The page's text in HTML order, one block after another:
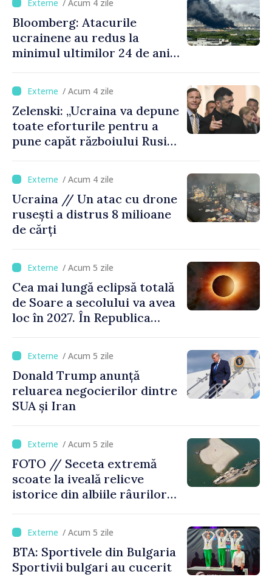
/ Acum 4 zile
Bloomberg: Atacurile
ucrainene au redus la
minimul ultimilor 24 de ani
Rusia
/ Acum 4 zile
Zelenski: „Ucraina va depune
toate eforturile pentru a
pune capăt războiului Rusiei
/ Acum 4 zile
Ucraina // Un atac cu drone
rusești a distrus 8 milioane
de cărți
/ Acum 5 zile
Cea mai lungă eclipsă totală
de Soare a secolului va avea
loc în 2027. În Republica
acoperit în proporție de
până la 44%/ Acum 5 zile
Donald Trump anunță
reluarea negocierilor dintre
SUA și Iran
/ Acum 5 zile
FOTO // Seceta extremă
scoate la iveală relicve
istorice din albiile râurilor
/ Acum 5 zile
BTA: Sportivele din Bulgaria
Sportivii bulgari au cucerit